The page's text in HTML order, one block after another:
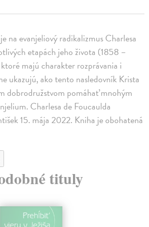
na evanjeliový radikalizmus Charlesa
etapách jeho života (1858 –
majú charakter rozprávania i
ukazujú, ako tento nasledovník Krista
dobrodružstvom pomáhať mnohým
Charlesa de Foucaulda
15. mája 2022. Kniha je obohatená
tituly